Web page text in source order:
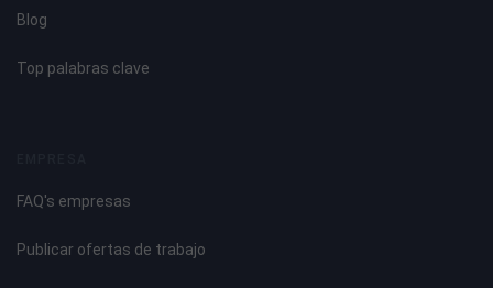
Blog
Top palabras clave
FAQ's empresas
Publicar ofertas de trabajo